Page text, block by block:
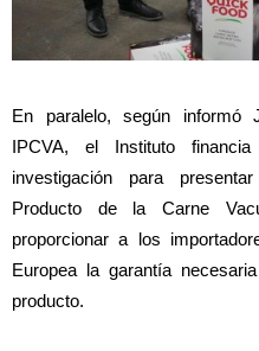
En paralelo, según informó
IPCVA, el Instituto
investigación para
Producto de la Carne
proporcionar a los
Europea la garantía
producto.